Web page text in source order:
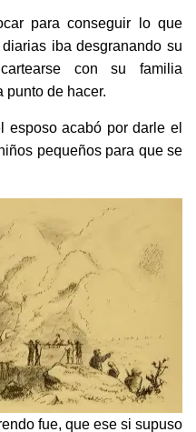
para conseguir lo que
iba desgranando su
con su familia
punto de hacer.
esposo acabó por darle el
pequeños para que se
fue, que ese si supuso